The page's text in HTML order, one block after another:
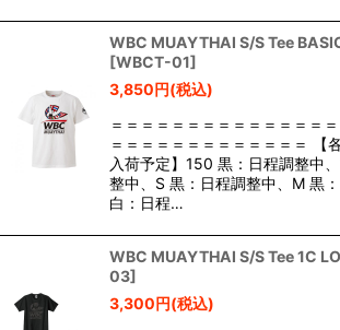
WBC MUAYTHAI S/S Tee
[WBCT-01]
3,850円(税込)
＝＝＝＝＝＝＝＝＝＝＝＝＝＝
＝＝＝＝＝＝＝＝＝＝＝＝＝ 【
入荷予定】150 黒：日程調整中
整中、S 黒：日程調整中、M 黒
白：日程…
WBC MUAYTHAI S/S Tee 1C
03]
3,300円(税込)